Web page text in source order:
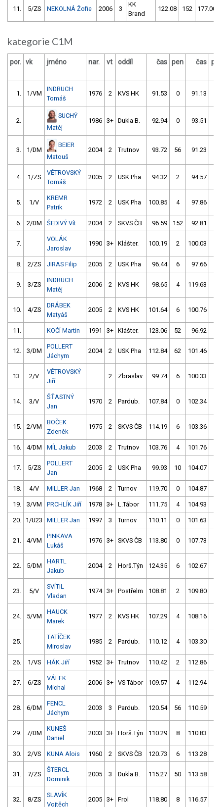
11. 5/ZS NEKOLNÁ Žofie 2006 3
KK
Brand
122.08 152 177.00
kategorie C1M
por. vk jméno nar. vt oddíl čas pen čas
1. 1/VM
INDRUCH
Tomáš
1976 2 KVS HK 91.53 0 91.13
2.
SUCHÝ
Matěj
1986 3+ Dukla B. 92.94 0 93.51
3. 1/DM
BEIER
Matouš
2004 2 Trutnov 93.72 56 91.23
4. 1/ZS
VĚTROVSKÝ
Tomáš
2005 2 USK Pha 94.32 2 94.57
5. 1/V
KREMR
Patrik
1972 2 USK Pha 100.85 4 97.86
6. 2/DM ŠEDIVÝ Vít 2004 2 SKVS ČB 96.59 152 92.81
7.
VOLÁK
Jaroslav
1990 3+ Klášter. 100.19 2 100.03
8. 2/ZS JIRAS Filip 2005 2 USK Pha 96.44 6 97.66
9. 3/ZS
INDRUCH
Matěj
2006 2 KVS HK 98.65 4 119.63
10. 4/ZS
DRÁBEK
Matyáš
2005 2 KVS HK 101.64 6 100.76
11. KOČÍ Martin 1991 3+ Klášter. 123.06 52 96.92
12. 3/DM
POLLERT
Jáchym
2004 2 USK Pha 112.84 62 101.46
13. 2/V
VĚTROVSKÝ
Jiří
2 Zbraslav 99.74 6 100.33
14. 3/V
ŠŤASTNÝ
Jan
1970 2 Pardub. 107.84 0 102.34
15. 2/VM
BOČEK
Zdeněk
1975 2 SKVS ČB 114.19 6 103.36
16. 4/DM MÍL Jakub 2003 2 Trutnov 103.76 4 101.76
17. 5/ZS
POLLERT
Jan
2005 2 USK Pha 99.93 10 104.07
18. 4/V MILLER Jan 1968 2 Turnov 119.70 0 104.87
19. 3/VM PRCHLÍK Jiří 1978 3+ L.Tábor 111.75 4 104.93
20. 1/U23 MILLER Jan 1997 3 Turnov 110.11 0 101.63
21. 4/VM
PINKAVA
Lukáš
1976 3+ SKVS ČB 113.80 0 107.73
22. 5/DM
HARTL
Jakub
2004 2 Horš.Týn 124.35 6 102.67
23. 5/V
SVÍTIL
Vladan
1974 3+ Postřelm 108.81 2 109.80
24. 5/VM
HAUCK
Marek
1977 2 KVS HK 107.29 4 108.16
25.
TATÍČEK
Miroslav
1985 2 Pardub. 110.12 4 103.30
26. 1/VS HÁK Jiří 1952 3+ Trutnov 110.42 2 112.86
27. 6/ZS
VÁLEK
Michal
2006 3+ VS Tábor 109.57 4 112.94
28. 6/DM
FENCL
Jáchym
2003 3 Pardub. 120.54 56 110.59
29. 7/DM
KUNEŠ
Daniel
2003 3+ Horš.Týn 110.29 8 110.83
30. 2/VS KUNA Alois 1960 2 SKVS ČB 120.73 6 113.28
31. 7/ZS
ŠTERCL
Dominik
2005 3 Dukla B. 115.27 50 113.58
32. 8/ZS
SLAVÍK
Vojtěch
2005 3+ Frol 118.80 8 116.57